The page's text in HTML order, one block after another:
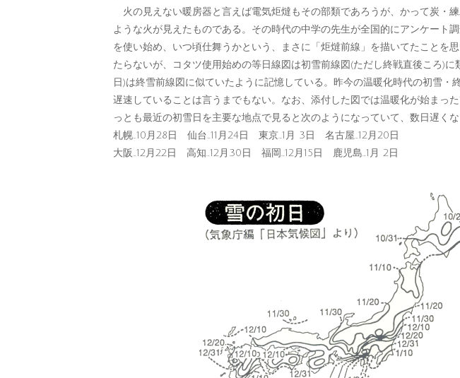
火の見えない暖房器と言えば電気炬燵もその部類であろうが、かって炭・
ような火が見えたものである。その時代の中学の先生が全国的にアンケート
を使い始め、いつ頃仕舞うかという、まさに「炬燵前線」を描いてたことを
たらないが、コタツ使用始めの等日線図は初雪前線図(ただし終戦直後ころ)に
日)は終雪前線図に似ていたように記憶している。昨今の温暖化時代の初雪・
遅速していることは言うまでもない。なお、添付した図では温暖化が始まっ
っとも最近の初雪日を主要な地点で見ると次のようになっていて、数日遅くな
札幌…10月28日 仙台…11月24日 東京…1月 3日 名古屋…12月20日
大阪…12月22日 高知…12月30日 福岡…12月15日 鹿児島…1月 2日